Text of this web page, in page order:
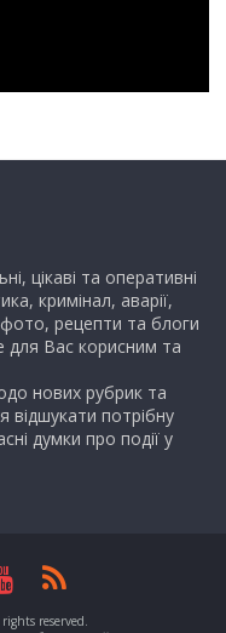
цікаві та оперативні
кримінал, аварії,
фото, рецепти та блоги
для Вас корисним та
нових рубрик та
потрібну
думки про події у
rights reserved.